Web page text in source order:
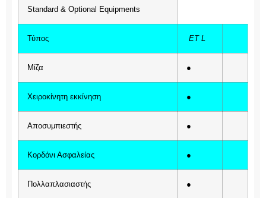
Standard & Optional Equipments
Τύπος ET L
Μίζα ●
Χειροκίνητη εκκίνηση ●
Αποσυμπιεστής ●
Κορδόνι Ασφαλείας ●
Πολλαπλασιαστής ●